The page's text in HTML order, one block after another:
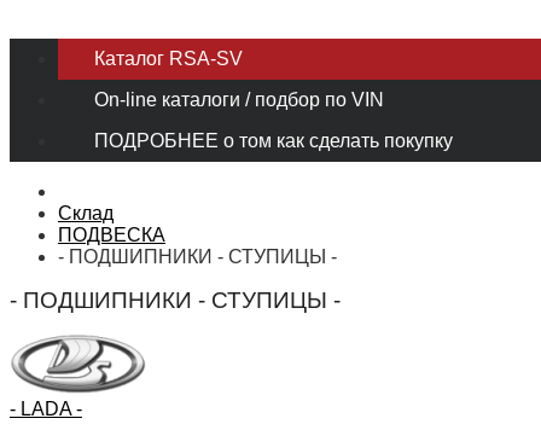
Каталог RSA-SV
On-line каталоги / подбор по VIN
ПОДРОБНЕЕ о том как сделать покупку
Склад
ПОДВЕСКА
- ПОДШИПНИКИ - СТУПИЦЫ -
- ПОДШИПНИКИ - СТУПИЦЫ -
- LADA -